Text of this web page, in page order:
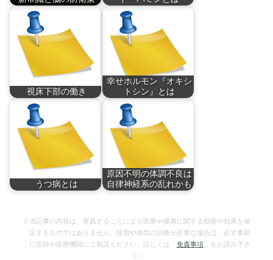
健康診断で「異常な
し…
ドーパミンは快感、
や…
視床下部の働き
視床下部とは脳内に
あ…
幸せホルモン『オキシ
トシン』とは
オキシトシンは、脳
の…
うつ病とは
原因不明の体調不良は
自律神経系の乱れかも
※当記事の内容は、実践することにより医療や健康に関する効能や効果を保
証するものではありません。怪我や病気の治療が必要な場合は、必ず事前
に医師や医療機関にご相談ください。詳しくは「 免責事項 」をお読み下さ
い。